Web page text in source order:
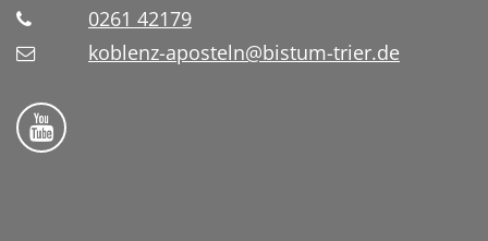
0261 42179
koblenz-aposteln@bistum-trier.de
Bistum Trier auf YouTube